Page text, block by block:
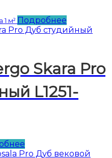
1 м² Подробнее
Skara Pro
L1251-